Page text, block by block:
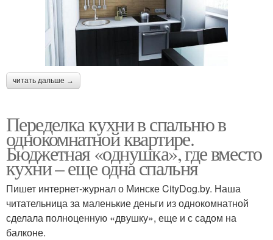
читать дальше →
Переделка кухни в спальню в
однокомнатной квартире.
Бюджетная «однушка», где вместо
кухни – еще одна спальня
Пишет интернет-журнал о Минске CityDog.by. Наша
читательница за маленькие деньги из однокомнатной
сделала полноценную «двушку», еще и с садом на
балконе.